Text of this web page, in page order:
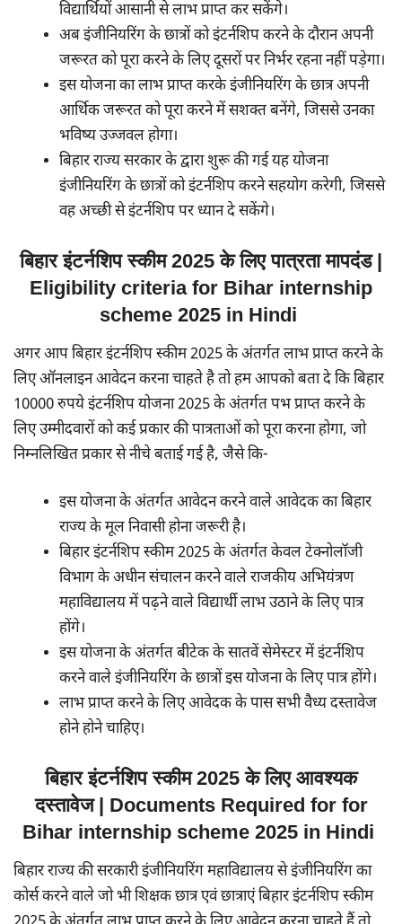
विद्यार्थियों आसानी से लाभ प्राप्त कर सकेंगे।
अब इंजीनियरिंग के छात्रों को इंटर्नशिप करने के दौरान अपनी
जरूरत को पूरा करने के लिए दूसरों पर निर्भर रहना नहीं पड़ेगा।
इस योजना का लाभ प्राप्त करके इंजीनियरिंग के छात्र अपनी
आर्थिक जरूरत को पूरा करने में सशक्त बनेंगे, जिससे उनका
भविष्य उज्जवल होगा।
बिहार राज्य सरकार के द्वारा शुरू की गई यह योजना
इंजीनियरिंग के छात्रों को इंटर्नशिप करने सहयोग करेगी, जिससे
वह अच्छी से इंटर्नशिप पर ध्यान दे सकेंगे।
बिहार इंटर्नशिप स्कीम 2025 के लिए पात्रता मापदंड |
Eligibility criteria for Bihar internship
scheme 2025 in Hindi
अगर आप बिहार इंटर्नशिप स्कीम 2025 के अंतर्गत लाभ प्राप्त करने के
लिए ऑनलाइन आवेदन करना चाहते है तो हम आपको बता दे कि बिहार
10000 रुपये इंटर्नशिप योजना 2025 के अंतर्गत पभ प्राप्त करने के
लिए उम्मीदवारों को कई प्रकार की पात्रताओं को पूरा करना होगा, जो
निम्नलिखित प्रकार से नीचे बताई गई है, जैसे कि-
इस योजना के अंतर्गत आवेदन करने वाले आवेदक का बिहार
राज्य के मूल निवासी होना जरूरी है।
बिहार इंटर्नशिप स्कीम 2025 के अंतर्गत केवल टेक्नोलॉजी
विभाग के अधीन संचालन करने वाले राजकीय अभियंत्रण
महाविद्यालय में पढ़ने वाले विद्यार्थी लाभ उठाने के लिए पात्र
होंगे।
इस योजना के अंतर्गत बीटेक के सातवें सेमेस्टर में इंटर्नशिप
करने वाले इंजीनियरिंग के छात्रों इस योजना के लिए पात्र होंगे।
लाभ प्राप्त करने के लिए आवेदक के पास सभी वैध्य दस्तावेज
होने होने चाहिए।
बिहार इंटर्नशिप स्कीम 2025 के लिए आवश्यक
दस्तावेज | Documents Required for for
Bihar internship scheme 2025 in Hindi
बिहार राज्य की सरकारी इंजीनियरिंग महाविद्यालय से इंजीनियरिंग का
कोर्स करने वाले जो भी शिक्षक छात्र एवं छात्राएं बिहार इंटर्नशिप स्कीम